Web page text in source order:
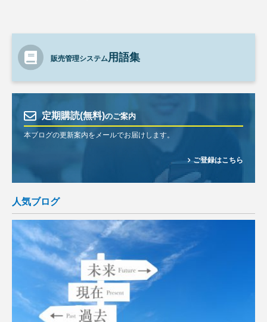
販売管理システム 用語集
定期購読(無料)のご案内
本ブログの更新案内をメールでお届けします。
ご登録はこちら
人気ブログ